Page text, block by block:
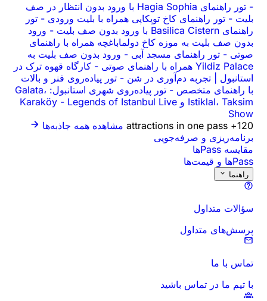
-
تور راهنمای Hagia Sophia با ورود بدون انتظار در صف
بلیت - تور راهنمای کاخ توپکاپی همراه با بلیت ورودی - تور
راهنمای Basilica Cistern با ورود بدون صف بلیت
- ورود
بدون صف بلیت به موزه کاخ دولما‌باغچه همراه با راهنمای
صوتی - تور راهنمای مسجد آبی - ورود بدون صف بلیت به
Yildiz Palace همراه با راهنمای صوتی
- کارگاه قهوه ترک در
استانبول | تجربه دم‌آوری در شن - تور پیاده‌روی فنر و بالات
با راهنمای متخصص -
تور پیاده‌روی شهری استانبول: Galata،
Istiklal، Taksim و Karaköy
- Legends of Istanbul Live
Show
120+ attractions in one pass
مشاهده همه جاذبه‌ها
برنامه‌ریزی و صرفه‌جویی
مقایسه Passها
Passها و قیمت‌ها
راهنما
سؤالات متداول
پرسش‌های متداول
تماس با ما
با تیم ما در تماس باشید